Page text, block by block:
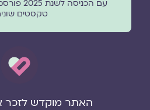
טקסטים
האתר מוקדש לזכר